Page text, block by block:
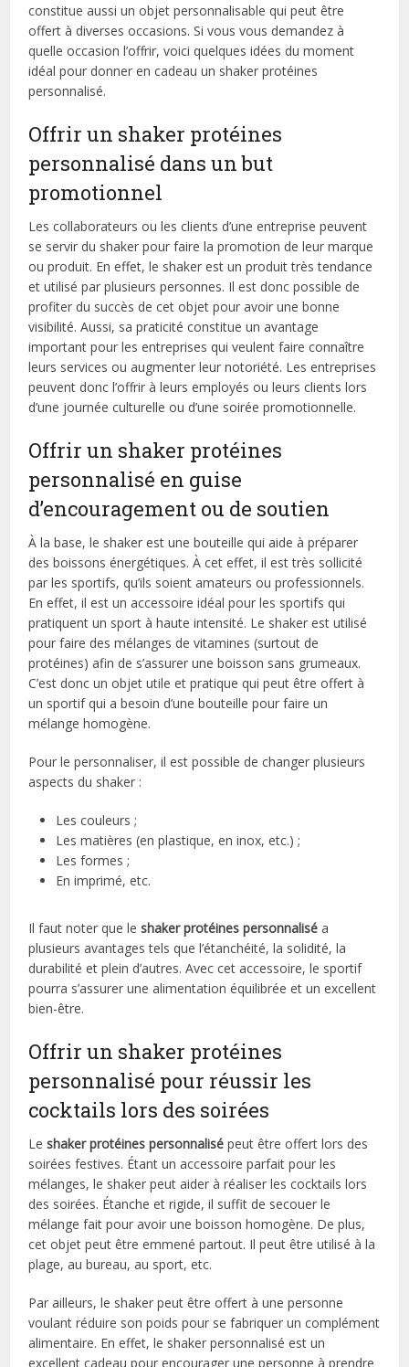
constitue aussi un objet personnalisable qui peut être
offert à diverses occasions. Si vous vous demandez à
quelle occasion l’offrir, voici quelques idées du moment
idéal pour donner en cadeau un shaker protéines
personnalisé.
Offrir un shaker protéines
personnalisé dans un but
promotionnel
Les collaborateurs ou les clients d’une entreprise peuvent
se servir du shaker pour faire la promotion de leur marque
ou produit. En effet, le shaker est un produit très tendance
et utilisé par plusieurs personnes. Il est donc possible de
profiter du succès de cet objet pour avoir une bonne
visibilité. Aussi, sa praticité constitue un avantage
important pour les entreprises qui veulent faire connaître
leurs services ou augmenter leur notoriété. Les entreprises
peuvent donc l’offrir à leurs employés ou leurs clients lors
d’une journée culturelle ou d’une soirée promotionnelle.
Offrir un shaker protéines
personnalisé en guise
d’encouragement ou de soutien
À la base, le shaker est une bouteille qui aide à préparer
des boissons énergétiques. À cet effet, il est très sollicité
par les sportifs, qu’ils soient amateurs ou professionnels.
En effet, il est un accessoire idéal pour les sportifs qui
pratiquent un sport à haute intensité. Le shaker est utilisé
pour faire des mélanges de vitamines (surtout de
protéines) afin de s’assurer une boisson sans grumeaux.
C’est donc un objet utile et pratique qui peut être offert à
un sportif qui a besoin d’une bouteille pour faire un
mélange homogène.
Pour le personnaliser, il est possible de changer plusieurs
aspects du shaker :
Les couleurs ;
Les matières (en plastique, en inox, etc.) ;
Les formes ;
En imprimé, etc.
Il faut noter que leshaker protéines personnalisé a
plusieurs avantages tels que l’étanchéité, la solidité, la
durabilité et plein d’autres. Avec cet accessoire, le sportif
pourra s’assurer une alimentation équilibrée et un excellent
bien-être.
Offrir un shaker protéines
personnalisé pour réussir les
cocktails lors des soirées
Leshaker protéines personnalisé peut être offert lors des
soirées festives. Étant un accessoire parfait pour les
mélanges, le shaker peut aider à réaliser les cocktails lors
des soirées. Étanche et rigide, il suffit de secouer le
mélange fait pour avoir une boisson homogène. De plus,
cet objet peut être emmené partout. Il peut être utilisé à la
plage, au bureau, au sport, etc.
Par ailleurs, le shaker peut être offert à une personne
voulant réduire son poids pour se fabriquer un complément
alimentaire. En effet, le shaker personnalisé est un
excellent cadeau pour encourager une personne à prendre